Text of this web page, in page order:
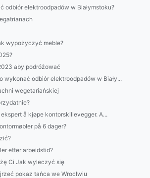
odbiór elektroodpadów w Białymstoku?
wypożyczyć meble?
aby podróżować
wykonać odbiór elektroodpadów w Biały...
wegetariańskiej
å kjøpe kontorskillevegger. A...
på 6 dager?
etter arbeidstid?
Ci Jak wyleczyć się
pokaz tańca we Wrocłwiu